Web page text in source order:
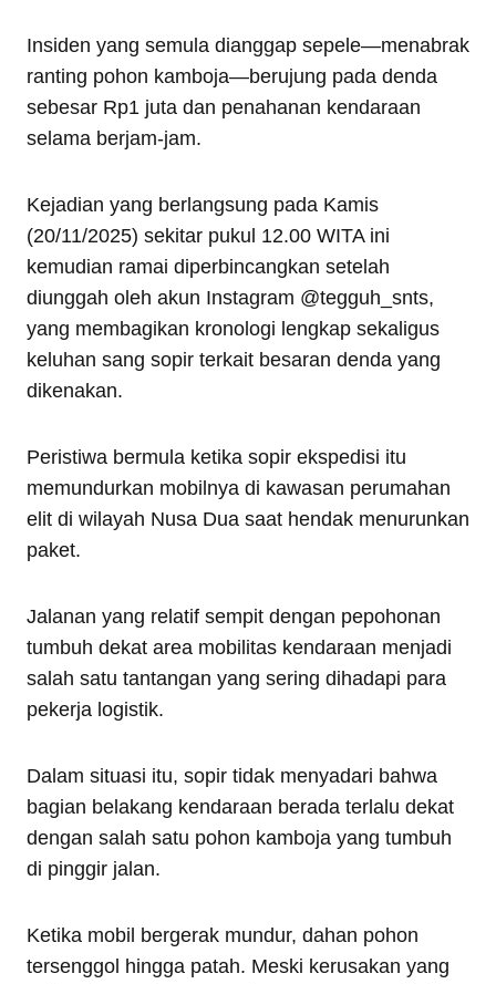
Insiden yang semula dianggap sepele—menabrak
ranting pohon kamboja—berujung pada denda
sebesar Rp1 juta dan penahanan kendaraan
selama berjam-jam.
Kejadian yang berlangsung pada Kamis
(20/11/2025) sekitar pukul 12.00 WITA ini
kemudian ramai diperbincangkan setelah
diunggah oleh akun Instagram @tegguh_snts,
yang membagikan kronologi lengkap sekaligus
keluhan sang sopir terkait besaran denda yang
dikenakan.
Peristiwa bermula ketika sopir ekspedisi itu
memundurkan mobilnya di kawasan perumahan
elit di wilayah Nusa Dua saat hendak menurunkan
paket.
Jalanan yang relatif sempit dengan pepohonan
tumbuh dekat area mobilitas kendaraan menjadi
salah satu tantangan yang sering dihadapi para
pekerja logistik.
Dalam situasi itu, sopir tidak menyadari bahwa
bagian belakang kendaraan berada terlalu dekat
dengan salah satu pohon kamboja yang tumbuh
di pinggir jalan.
Ketika mobil bergerak mundur, dahan pohon
tersenggol hingga patah. Meski kerusakan yang